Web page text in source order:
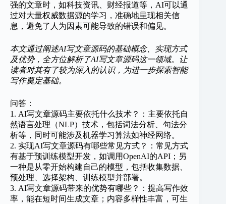
强的文章时，如科技资讯、财经报道等，AI可以通
过对大量权威数据源的学习，准确地呈现相关信
息，避免了人为因素可能导致的错误和偏见。
本文通过阐述AI写文章源码的基础概念、实现方式
及优势，全方位解析了AI写文章源码这一领域。让
读者对其有了较为深入的认识，为进一步探索智能
写作奠定基础。
问答：
1. AI写文章源码主要依托什么技术？：主要依托自
然语言处理（NLP）技术，包括词法分析、句法分
析等，同时可能涉及机器学习算法如神经网络。
2. 实现AI写文章源码有哪些常见方式？：常见方式
有基于预训练模型开发，如调用OpenAI的API；另
一种是从零开始构建自己的模型，包括收集数据、
预处理、选择架构、训练模型并部署。
3. AI写文章源码带来的优势有哪些？：提高写作效
率，能在短时间生成文章；内容多样性丰富，可生